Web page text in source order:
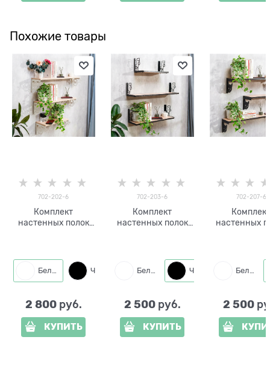
Похожие товары
702-202-6
Комплект
настенных полок
Белый
2 800 руб.
КУПИТЬ
702-203-6
Комплект
настенных полок
Белый
2 500 руб.
КУПИТЬ
702-207-6
настенных
Белый
2 500